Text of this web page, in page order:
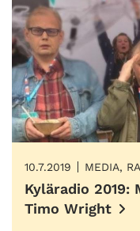
10.7.2019 MEDIA,
Kyläradio 2019:
Timo Wright